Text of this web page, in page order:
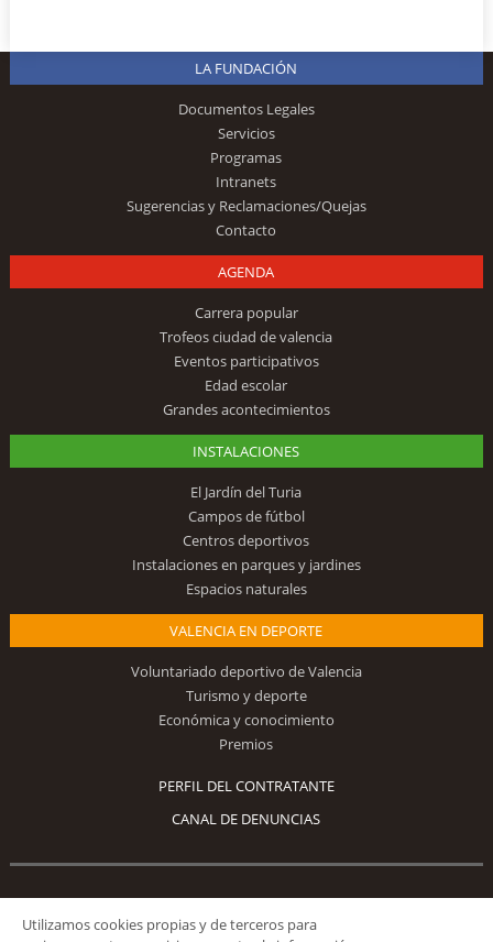
LA FUNDACIÓN
Documentos Legales
Servicios
Programas
Intranets
Sugerencias y Reclamaciones/Quejas
Contacto
AGENDA
Carrera popular
Trofeos ciudad de valencia
Eventos participativos
Edad escolar
Grandes acontecimientos
INSTALACIONES
El Jardín del Turia
Campos de fútbol
Centros deportivos
Instalaciones en parques y jardines
Espacios naturales
VALENCIA EN DEPORTE
Voluntariado deportivo de Valencia
Turismo y deporte
Económica y conocimiento
Premios
PERFIL DEL CONTRATANTE
CANAL DE DENUNCIAS
Síguenos
Utilizamos cookies propias y de terceros para